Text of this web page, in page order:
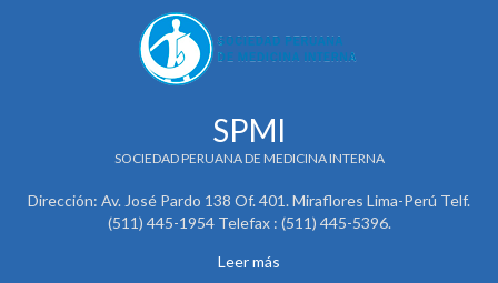
SPMI
SOCIEDAD PERUANA DE MEDICINA INTERNA
Dirección: Av. José Pardo 138 Of. 401. Miraflores Lima-Perú Telf.
(511) 445-1954 Telefax : (511) 445-5396.
Leer más